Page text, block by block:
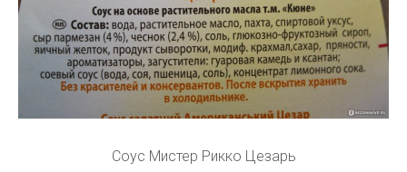
Соус Мистер Рикко Цезарь